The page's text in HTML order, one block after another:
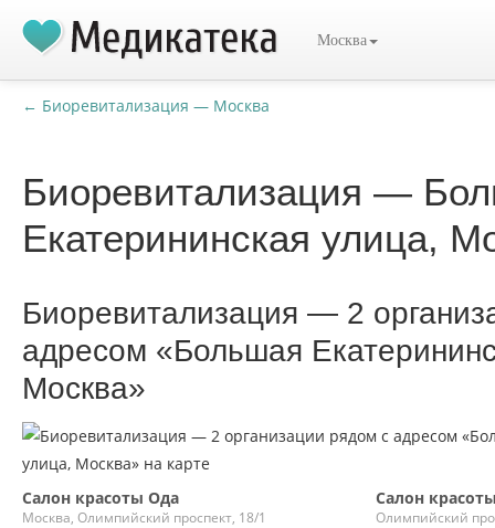
Москва
← Биоревитализация — Москва
Биоревитализация —
Екатерининская улица,
Биоревитализация — 2
адресом «Большая
Москва»
Салон красоты Ода
Москва, Олимпийский проспект, 18/1
Салон
Олимпийский